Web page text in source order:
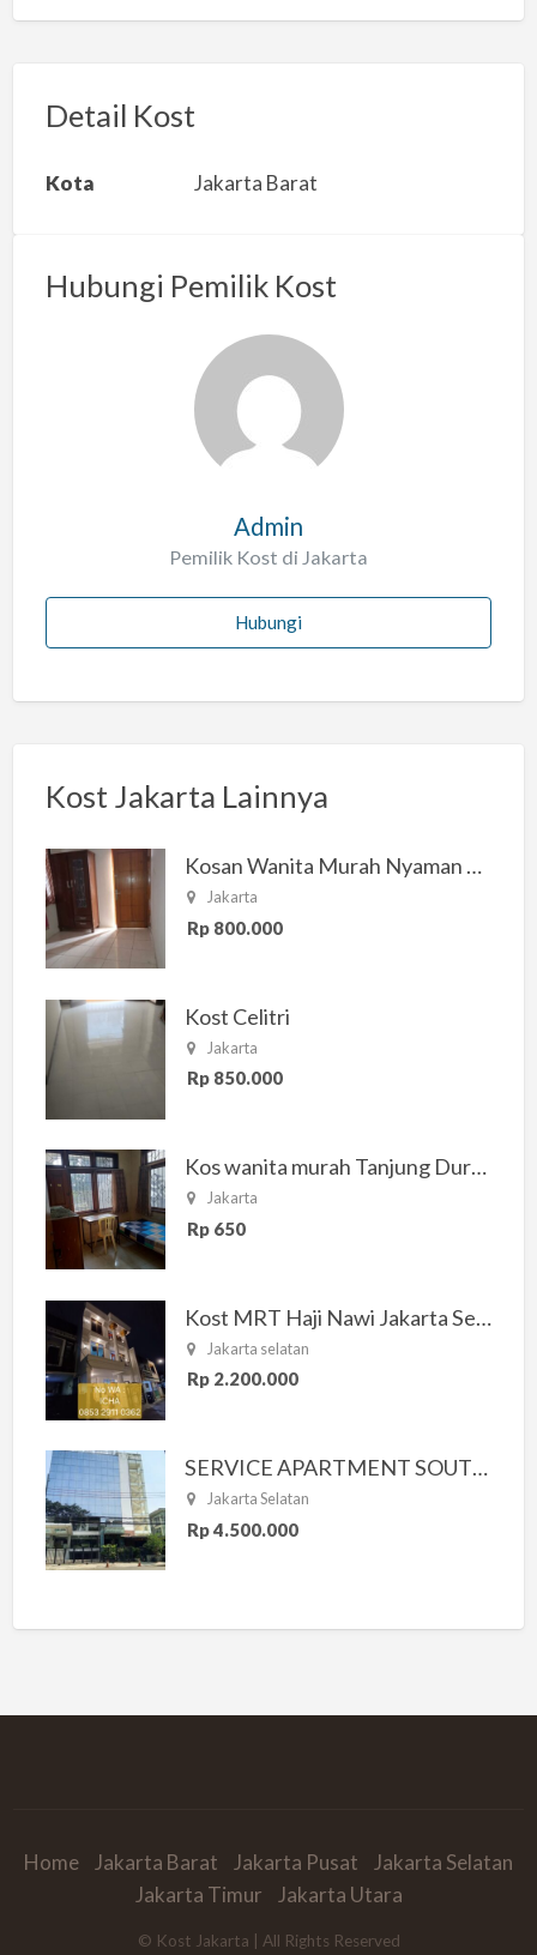
r
a
s
Detail Kost
Kota Jakarta Barat
Hubungi Pemilik Kost
Admin
Pemilik Kost di Jakarta
Hubungi
Kost Jakarta Lainnya
Kosan Wanita Murah Nyaman di Jakarta Selatan
Jakarta
Rp 800.000
Kost Celitri
Jakarta
Rp 850.000
Kos wanita murah Tanjung Duren Jakarta Barat
Jakarta
Rp 650
Kost MRT Haji Nawi Jakarta Selatan
Jakarta selatan
Rp 2.200.000
SERVICE APARTMENT SOUTH RESIDENCE
Jakarta Selatan
Rp 4.500.000
Home Jakarta Barat Jakarta Pusat
Jakarta Selatan
Jakarta Timur
Jakarta Utara
© Kost Jakarta | All Rights Reserved